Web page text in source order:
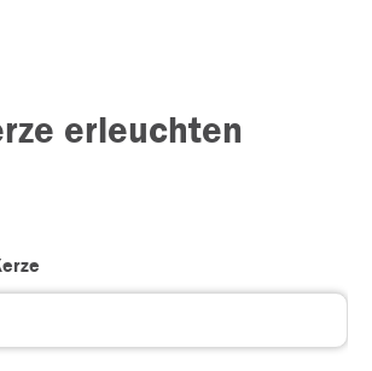
erleuchten